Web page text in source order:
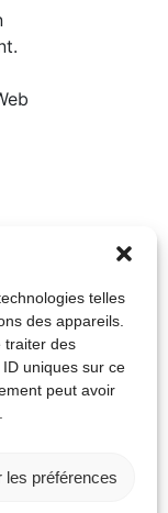
telles
des appareils.
traiter des
uniques sur ce
peut avoir
les préférences